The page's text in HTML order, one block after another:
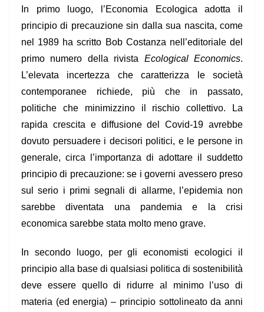
In primo luogo, l’Economia Ecologica adotta il
principio di precauzione sin dalla sua nascita, come
nel 1989 ha scritto Bob Costanza nell’editoriale del
primo numero della rivista Ecological Economics.
L’elevata incertezza che caratterizza le società
contemporanee richiede, più che in passato,
politiche che minimizzino il rischio collettivo. La
rapida crescita e diffusione del Covid-19 avrebbe
dovuto persuadere i decisori politici, e le persone in
generale, circa l’importanza di adottare il suddetto
principio di precauzione: se i governi avessero preso
sul serio i primi segnali di allarme, l’epidemia non
sarebbe diventata una pandemia e la crisi
economica sarebbe stata molto meno grave.
In secondo luogo, per gli economisti ecologici il
principio alla base di qualsiasi politica di sostenibilità
deve essere quello di ridurre al minimo l’uso di
materia (ed energia) – principio sottolineato da anni